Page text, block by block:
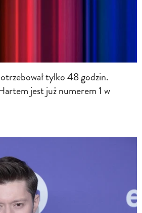
tylko 48 godzin.
jest już numerem 1 w